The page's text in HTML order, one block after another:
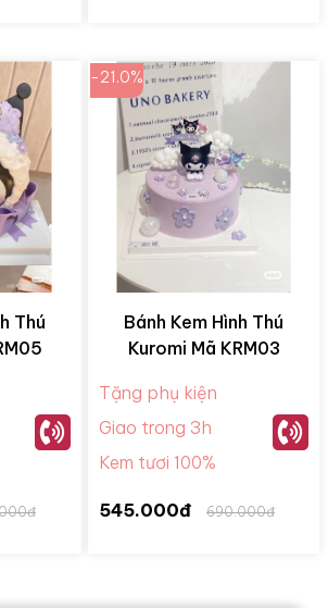
Thú
-21.0%
Bánh Kem Hình Thú
Kuromi Mã KRM03
Tặng phụ kiện
Giao trong 3h
Kem tươi 100%
545.000đ 690.000đ